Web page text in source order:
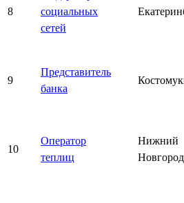
8
социальных
сетей
9
Представитель
банка
10
Оператор
теплиц
Нижний
Новгород